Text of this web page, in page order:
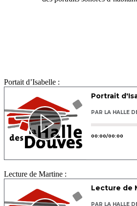
Portait d’Isabelle :
Lecture de Martine :